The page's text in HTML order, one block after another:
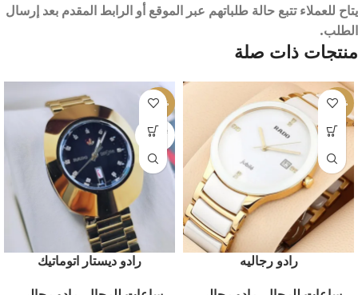
يتاح للعملاء تتبع حالة طلباتهم عبر الموقع أو الرابط المقدم بعد إرسال
الطلب.
منتجات ذات صلة
-28%
رادو رجاليه
-24%
بيعت كل
رادو ديستار اتوماتيك